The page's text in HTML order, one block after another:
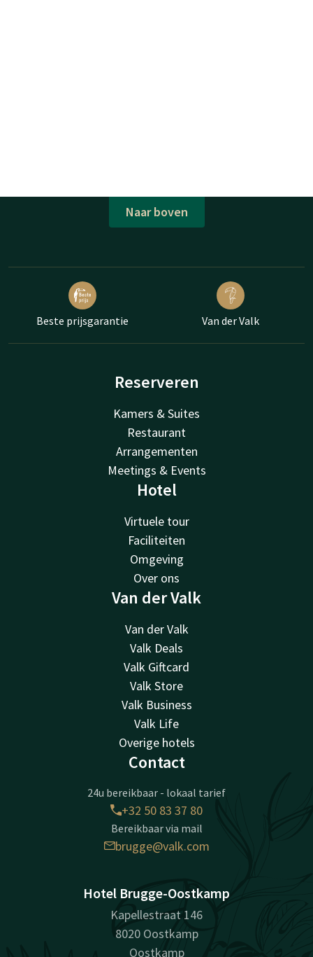
Naar boven
Beste prijsgarantie Van der Valk
Reserveren
Kamers & Suites
Restaurant
Arrangementen
Meetings & Events
Hotel
Virtuele tour
Faciliteiten
Omgeving
Over ons
Van der Valk
Van der Valk
Valk Deals
Valk Giftcard
Valk Store
Valk Business
Valk Life
Overige hotels
Contact
24u bereikbaar - lokaal tarief
+32 50 83 37 80
Bereikbaar via mail
brugge@valk.com
Hotel Brugge-Oostkamp
Kapellestraat 146
8020 Oostkamp
Oostkamp